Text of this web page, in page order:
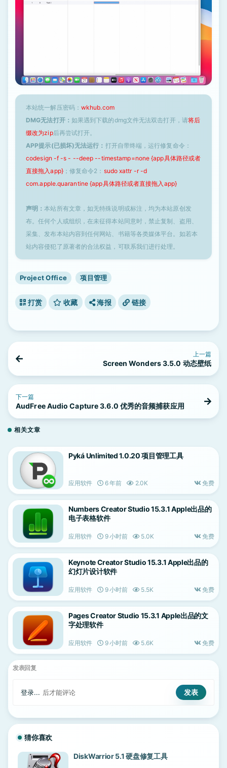
本站统一解压密码： wkhub.com
DMG无法打开： 如果遇到下载的dmg文件无法双击打开，请将后
缀改为zip后再尝试打开。
APP提示(已损坏)无法运行： 打开自带终端，运行修复命令：
codesign -f -s - --deep --timestamp=none {app具体路径或者
直接拖入app}；修复命令2： sudo xattr -r -d
com.apple.quarantine {app具体路径或者直接拖入app}
声明：本站所有文章，如无特殊说明或标注，均为本站原创发
布。任何个人或组织，在未征得本站同意时，禁止复制、盗用、
采集、发布本站内容到任何网站、书籍等各类媒体平台。如若本
站内容侵犯了原著者的合法权益，可联系我们进行处理。
Project Office 项目管理
打赏 收藏 海报 链接
上一篇
Screen Wonders 3.5.0 动态壁纸
下一篇
AudFree Audio Capture 3.6.0 优秀的音频捕获应用
相关文章
Pyká Unlimited 1.0.20 项目管理工具
应用软件 6 年前 2.0K 免费
Numbers Creator Studio 15.3.1 Apple出品的
电子表格软件
应用软件 9 小时前 5.0K 免费
Keynote Creator Studio 15.3.1 Apple出品的
幻灯片设计软件
应用软件 9 小时前 5.5K 免费
Pages Creator Studio 15.3.1 Apple出品的文
字处理软件
应用软件 9 小时前 5.6K 免费
发表回复
登录... 后才能评论
猜你喜欢
DiskWarrior 5.1 硬盘修复工具